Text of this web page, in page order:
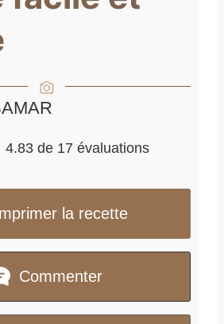
4.83 de 17 évaluations
la recette
Commenter